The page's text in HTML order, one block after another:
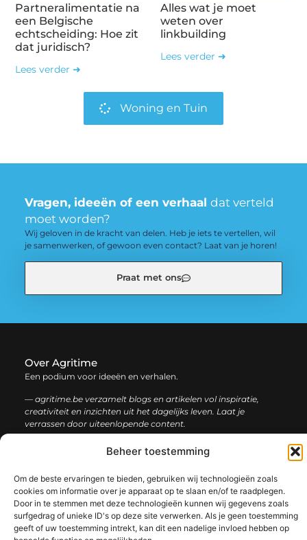
Beheer toestemming
Om de beste ervaringen te bieden, gebruiken wij technologieën zoals
cookies om informatie over je apparaat op te slaan en/of te raadplegen.
Door in te stemmen met deze technologieën kunnen wij gegevens zoals
surfgedrag of unieke ID's op deze site verwerken. Als je geen toestemming
geeft of uw toestemming intrekt, kan dit een nadelige invloed hebben op
Partneralimentatie na
een Belgische
echtscheiding: Hoe zit
dat juridisch?
Lees verder ➜
Alles wat je moet
weten over
linkbuilding
Lees verder ➜
Woning en Tuin
Vragen, ideeën of een verhaal dat verteld
moet worden?
Wij geloven in de kracht van delen. Heb je iets te vertellen, wil
je samenwerken, of gewoon even contact? Laat van je horen!
Praat met ons
Over Agritime
Een podium voor ideeën en verhalen.
— agritime.be verzamelt blogs en artikelen vol inspiratie,
creativiteit en inzichten uit het dagelijks leven. Laat je
verrassen door uiteenlopende content.
informatie